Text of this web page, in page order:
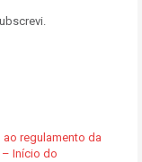
subscrevi.
ao regulamento da
– Início do